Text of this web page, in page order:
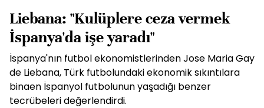
Liebana: "Kulüplere ceza vermek
İspanya'da işe yaradı"
İspanya'nın futbol ekonomistlerinden Jose Maria Gay
de Liebana, Türk futbolundaki ekonomik sıkıntılara
binaen İspanyol futbolunun yaşadığı benzer
tecrübeleri değerlendirdi.